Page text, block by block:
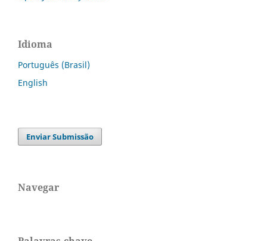
Idioma
Português (Brasil)
English
Enviar Submissão
Navegar